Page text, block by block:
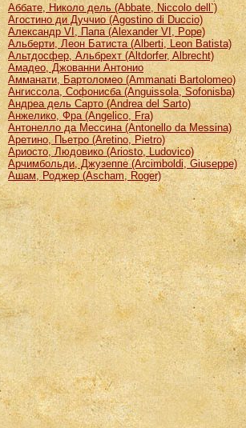
Аббате, Николо дель (Abbate, Niccolo dell`)
Агостино ди Дуччио (Agostino di Duccio)
Александр VI, Папа (Alexander VI, Pope)
Альберти, Леон Батиста (Alberti, Leon Batista)
Альтдосфер, Альбрехт (Altdorfer, Albrecht)
Амадео, Джованни Антонио
Амманати, Бартоломео (Ammanati Bartolomeo)
Ангиссола, Софонисба (Anguissola, Sofonisba)
Андреа дель Сарто (Andrea del Sarto)
Анжелико, Фра (Angelico, Fra)
Антонелло да Мессина (Antonello da Messina)
Аретино, Пьетро (Aretino, Pietro)
Ариосто, Людовико (Ariosto, Ludovico)
Арчимбольди, Джузеппе (Arcimboldi, Giuseppe)
Ашам, Роджер (Ascham, Roger)